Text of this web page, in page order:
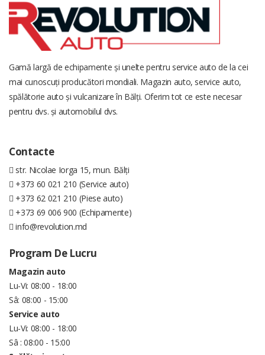
Gamă largă de echipamente și unelte pentru service auto de la cei
mai cunoscuți producători mondiali. Magazin auto, service auto,
spălătorie auto și vulcanizare în Bălți. Oferim tot ce este necesar
pentru dvs. și automobilul dvs.
Contacte
str. Nicolae Iorga 15, mun. Bălți
+373 60 021 210 (Service auto)
+373 62 021 210 (Piese auto)
+373 69 006 900 (Echipamente)
info@revolution.md
Program De Lucru
Magazin auto
Lu-Vi: 08:00 - 18:00
Sâ: 08:00 - 15:00
Service auto
Lu-Vi: 08:00 - 18:00
Sâ : 08:00 - 15:00